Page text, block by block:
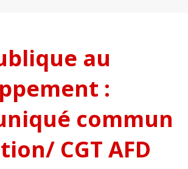
au
:
commun
CGT AFD